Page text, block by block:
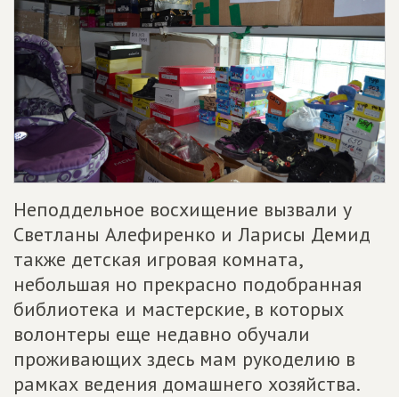
Неподдельное восхищение вызвали у
Светланы Алефиренко и Ларисы Демид
также детская игровая комната,
небольшая но прекрасно подобранная
библиотека и мастерские, в которых
волонтеры еще недавно обучали
проживающих здесь мам рукоделию в
рамках ведения домашнего хозяйства.